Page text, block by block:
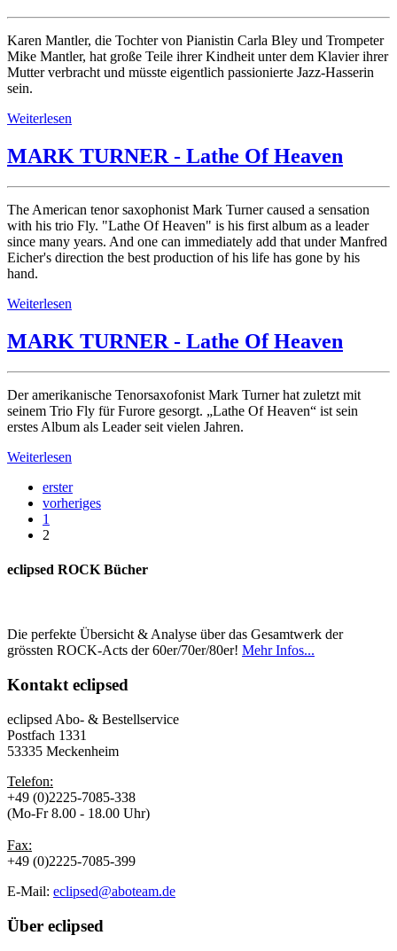
Karen Mantler, die Tochter von Pianistin Carla Bley und Trompeter
Mike Mantler, hat große Teile ihrer Kindheit unter dem Klavier ihrer
Mutter verbracht und müsste eigentlich passionierte Jazz-Hasserin
sein.
Weiterlesen
MARK TURNER - Lathe Of Heaven
The American tenor saxophonist Mark Turner caused a sensation
with his trio Fly. "Lathe Of Heaven" is his first album as a leader
since many years. And one can immediately add that under Manfred
Eicher's direction the best production of his life has gone by his
hand.
Weiterlesen
MARK TURNER - Lathe Of Heaven
Der amerikanische Tenorsaxofonist Mark Turner hat zuletzt mit
seinem Trio Fly für Furore gesorgt. „Lathe Of Heaven“ ist sein
erstes Album als Leader seit vielen Jahren.
Weiterlesen
erster
vorheriges
1
2
eclipsed ROCK Bücher
Die perfekte Übersicht & Analyse über das Gesamtwerk der
grössten ROCK-Acts der 60er/70er/80er! Mehr Infos...
Kontakt eclipsed
eclipsed Abo- & Bestellservice
Postfach 1331
53335 Meckenheim
Telefon:
+49 (0)2225-7085-338
(Mo-Fr 8.00 - 18.00 Uhr)
Fax:
+49 (0)2225-7085-399
E-Mail: eclipsed@aboteam.de
Über eclipsed